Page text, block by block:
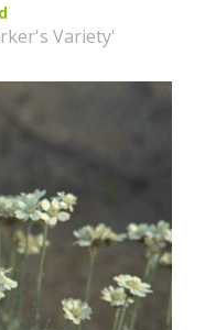
Variety'